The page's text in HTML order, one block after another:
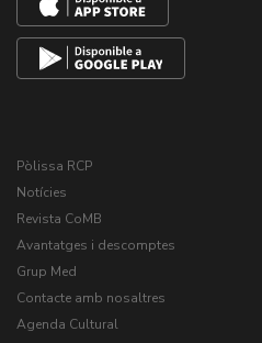
Pòlissa RCP
Notícies
Revista CoMB
Avantatges i descomptes
Grup Med
Contacte amb nosaltres
Agenda Cultural